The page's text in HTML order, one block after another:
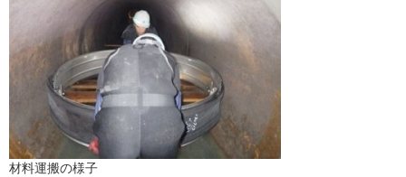
材料運搬の様子